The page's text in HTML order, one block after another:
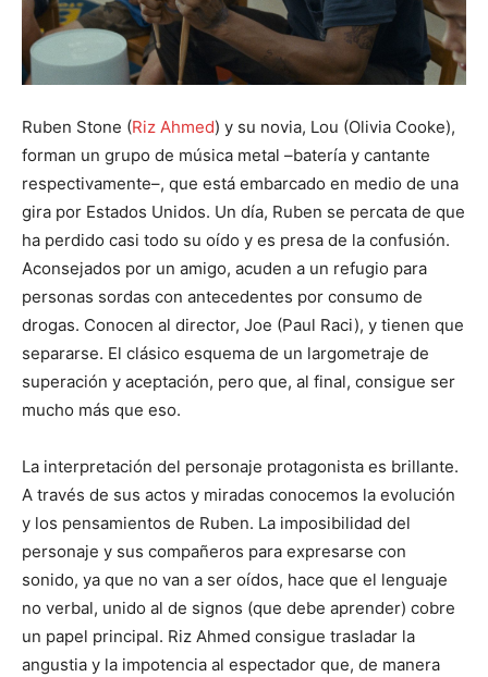
Ruben Stone (Riz Ahmed) y su novia, Lou (Olivia Cooke),
forman un grupo de música metal –batería y cantante
respectivamente–, que está embarcado en medio de una
gira por Estados Unidos. Un día, Ruben se percata de que
ha perdido casi todo su oído y es presa de la confusión.
Aconsejados por un amigo, acuden a un refugio para
personas sordas con antecedentes por consumo de
drogas. Conocen al director, Joe (Paul Raci), y tienen que
separarse. El clásico esquema de un largometraje de
superación y aceptación, pero que, al final, consigue ser
mucho más que eso.
La interpretación del personaje protagonista es brillante.
A través de sus actos y miradas conocemos la evolución
y los pensamientos de Ruben. La imposibilidad del
personaje y sus compañeros para expresarse con
sonido, ya que no van a ser oídos, hace que el lenguaje
no verbal, unido al de signos (que debe aprender) cobre
un papel principal. Riz Ahmed consigue trasladar la
angustia y la impotencia al espectador que, de manera